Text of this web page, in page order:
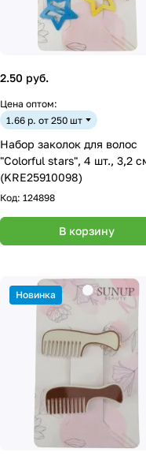
2.50 руб.
Цена оптом:
1.66 р. от 250 шт
Набор заколок для волос
"Colorful stars", 4 шт., 3,2
(KRE25910098)
Код: 124898
В корзину
Новинка